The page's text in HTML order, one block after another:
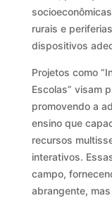
rurais e
dispositivos
Projetos como
Escolas” visam
promovendo a
ensino que
recursos
interativos.
campo,
abrangente,